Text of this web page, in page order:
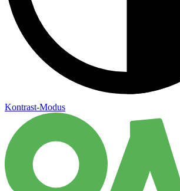
Kontrast-Modus